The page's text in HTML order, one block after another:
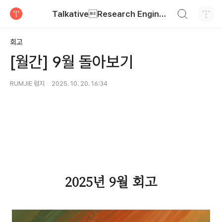
TalkativeResearch Engineer
회고
[월간] 9월 돌아보기
RUMJIE 럼지 2025. 10. 20. 16:34
2025년 9월 회고